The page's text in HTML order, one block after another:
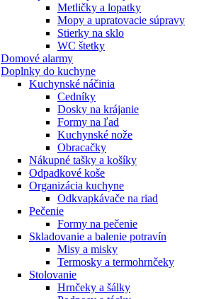
Metličky a lopatky
Mopy a upratovacie súpravy
Stierky na sklo
WC štetky
Domové alarmy
Doplnky do kuchyne
Kuchynské náčinia
Cedníky
Dosky na krájanie
Formy na ľad
Kuchynské nože
Obracačky
Nákupné tašky a košíky
Odpadkové koše
Organizácia kuchyne
Odkvapkávače na riad
Pečenie
Formy na pečenie
Skladovanie a balenie potravín
Misy a misky
Termosky a termohrnčeky
Stolovanie
Hrnčeky a šálky